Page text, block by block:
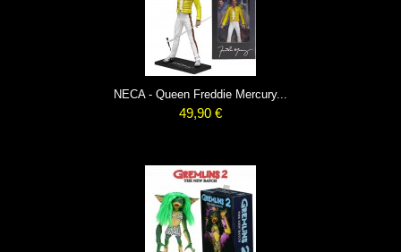
NECA - Queen Freddie Mercury...
49,90 €